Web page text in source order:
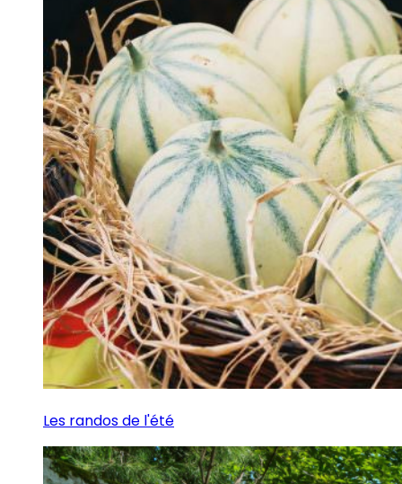
Les randos de l'été